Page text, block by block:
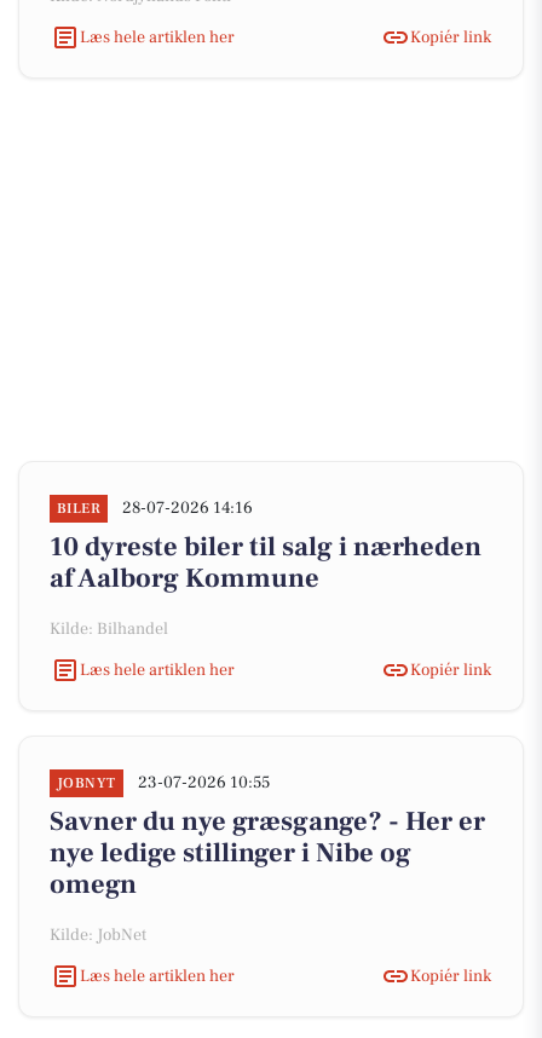
Læs hele artiklen her
Kopiér link
BILER 28-07-2026 14:16
10 dyreste biler til salg i nærheden
af Aalborg Kommune
Kilde: Bilhandel
Læs hele artiklen her
Kopiér link
JOBNYT 23-07-2026 10:55
Savner du nye græsgange? - Her er
nye ledige stillinger i Nibe og
omegn
Kilde: JobNet
Læs hele artiklen her
Kopiér link